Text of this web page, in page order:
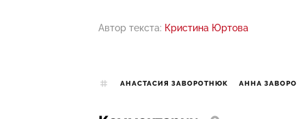
Автор текста: Кристина Юртова
АНАСТАСИЯ ЗАВОРОТНЮК АННА